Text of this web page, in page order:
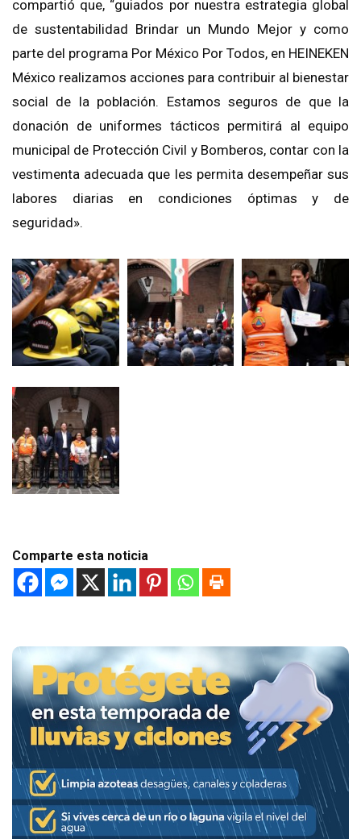
compartió que, “guiados por nuestra estrategia global
de sustentabilidad Brindar un Mundo Mejor y como
parte del programa Por México Por Todos, en HEINEKEN
México realizamos acciones para contribuir al bienestar
social de la población. Estamos seguros de que la
donación de uniformes tácticos permitirá al equipo
municipal de Protección Civil y Bomberos, contar con la
vestimenta adecuada que les permita desempeñar sus
labores diarias en condiciones óptimas y de
seguridad».
Comparte esta noticia